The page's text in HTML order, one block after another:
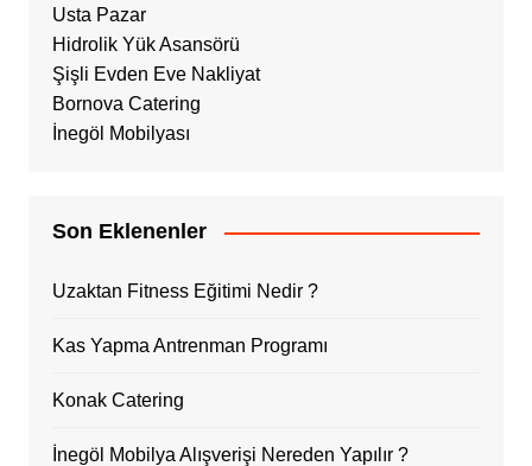
Usta Pazar
Hidrolik Yük Asansörü
Şişli Evden Eve Nakliyat
Bornova Catering
İnegöl Mobilyası
Son Eklenenler
Uzaktan Fitness Eğitimi Nedir ?
Kas Yapma Antrenman Programı
Konak Catering
İnegöl Mobilya Alışverişi Nereden Yapılır ?